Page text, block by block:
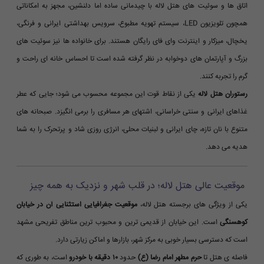
اتاق ها و سوئیت های هتل لاله با چیدمانی ساده اما دلنشین، مجهز به امکاناتی
همچون تلویزیون LED، سیستم تهویه مطبوع، سرویس بهداشتی ایرانی و فرنگی،
یخچال، میزکار و اینترنت وای فای رایگان هستند. برای خانواده ها نیز سوئیت های
بزرگ و آپارتمان های دوخوابه در نظر گرفته شده است تا احساس خانه ای راحت و
گرم را تجربه کنند.
رستوران هتل لالهیکی از نقاط قوت این مجموعه محسوب می شود؛ جایی که عطر
غذاهای ایرانی و سنتی خراسانی، اشتهای هر مسافری را برمی انگیزد. صبحانه های
متنوع با نان تازه، چای ایرانی و لبنیات محلی، انرژی روزی شاد و پرتحرک را به شما
هدیه می دهد.
موقعیت عالی هتل لاله؛ در قلب شهر و نزدیک به همه چیز
یکی از ویژگی های برجسته هتل لاله،موقعیت جغرافیایی استثنایی آن در خیابان
کوهسنگی است. این خیابان از قدیمی ترین و محبوب ترین مناطق تفریحی مشهد
است که دسترسی بسیار خوبی به مرکز شهر، بازارها و اماکن زیارتی دارد.
فاصله ی هتل تاحرم مطهر امام رضا (ع) حدود۱۰ دقیقه با خودرو
است، به طوری که